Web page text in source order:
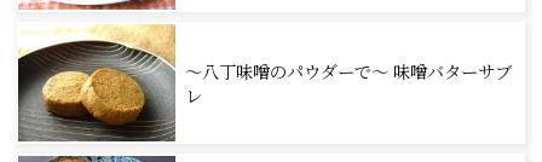
～八丁味噌のパウダーで～ 味噌バターサブ
レ